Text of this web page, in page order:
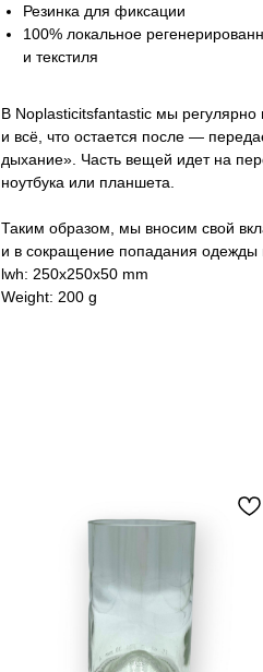
Резинка для фиксации
100% локальное
и текстиля
В Noplasticitsfantastic мы
и всё, что остается после —
дыхание». Часть вещей идет на
ноутбука или планшета.
Таким образом, мы вносим свой
и в сокращение попадания одежды
lwh: 250x250x50 mm
Weight: 200 g